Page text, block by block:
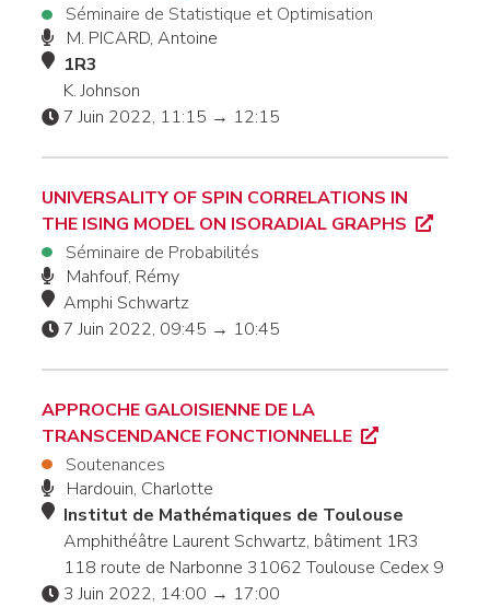
Séminaire de Statistique et Optimisation
M. PICARD, Antoine
1R3
K. Johnson
7 Juin 2022, 11:15 → 12:15
UNIVERSALITY OF SPIN CORRELATIONS IN
THE ISING MODEL ON ISORADIAL GRAPHS
Séminaire de Probabilités
Mahfouf, Rémy
Amphi Schwartz
7 Juin 2022, 09:45 → 10:45
APPROCHE GALOISIENNE DE LA
TRANSCENDANCE FONCTIONNELLE
Soutenances
Hardouin, Charlotte
Institut de Mathématiques de Toulouse
Amphithéâtre Laurent Schwartz, bâtiment 1R3
118 route de Narbonne 31062 Toulouse Cedex 9
3 Juin 2022, 14:00 → 17:00